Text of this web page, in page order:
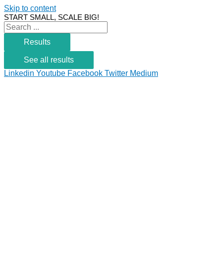
Skip to content
START SMALL, SCALE BIG!
Results
See all results
Linkedin Youtube Facebook Twitter Medium